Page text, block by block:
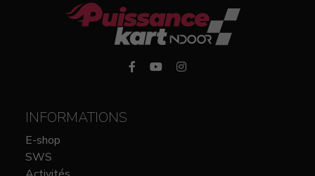
INFORMATIONS
E-shop
SWS